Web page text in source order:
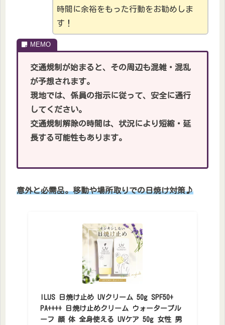
時間に余裕をもった行動をお勧めしま
す！
交通規制が始まると、その周辺も混雑・混乱
が予想されます。
現地では、係員の指示に従って、安全に通行
してください。
交通規制解除の時間は、状況により短縮・延
長する可能性もあります。
意外と必需品。移動や場所取りでの日焼け対策♪
ILUS 日焼け止め UVクリーム 50g SPF50+
PA++++ 日焼け止めクリーム ウォータープル
ーフ 顔 体 全身使える UVケア 50g 女性 男